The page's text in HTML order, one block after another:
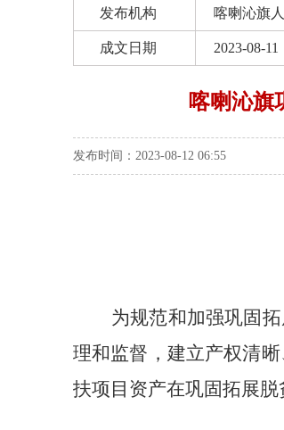
发布机构 喀喇沁旗
成文日期 2023-08-11
喀喇沁旗
发布时间：2023-08-12 06:55
为规范和加强巩固
理和监督，建立产权清
扶项目资产在巩固拓展